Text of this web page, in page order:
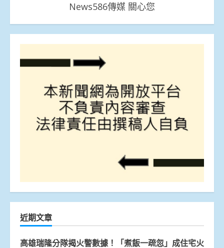
News586傳媒 關心您
近期文章
高雄瑞隆分隊揭火警數據！「煮飯一疏忽」成住宅火